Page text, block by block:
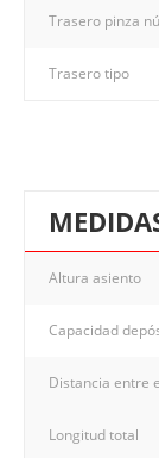
Trasero pinza
Trasero tipo
Altura asiento
Capacidad
Distancia entre
Longitud total